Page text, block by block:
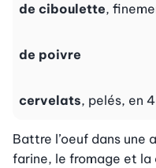
de ciboulette,
de poivre
cervelats, pelés, en
Battre l’oeuf dans une
farine, le fromage et